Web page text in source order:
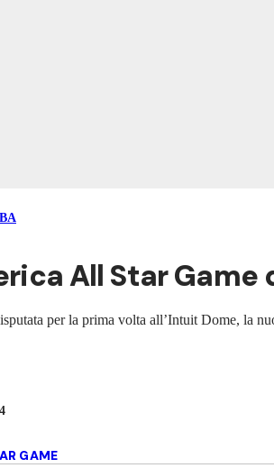
All Star
per la prima volta all’Intuit Dome, la
GAME